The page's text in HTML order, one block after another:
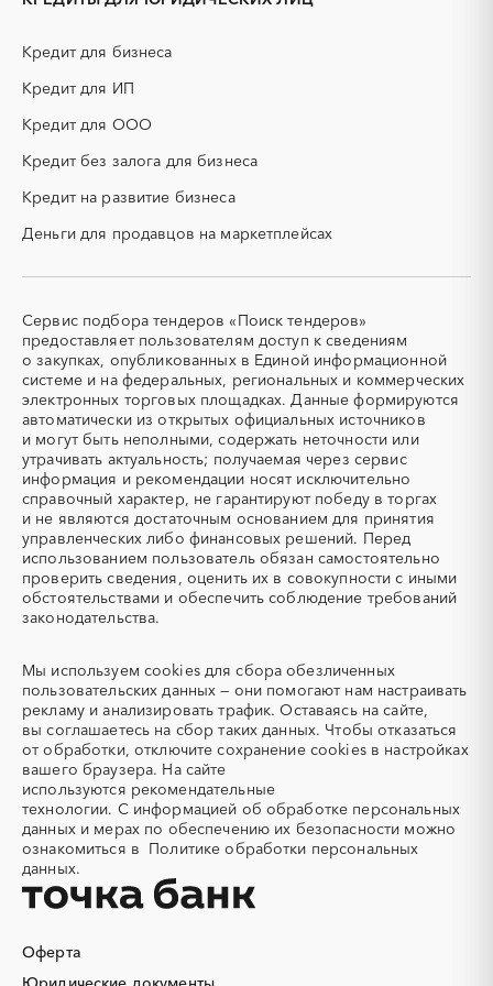
ИБП
КИП (контрольно-
КТП
ОКР (опытно-
конструкторские работы)
ПГС (песчано-гравийная
смесь)
СВО
СКС (структурированные
СКУД
СОЖ (смазочно-
ТЭН
(Теплоэлектронагреватель)
УДС (установки
депарафинизации скважин)
УКПГ
ЯТЭК
Аварийные работы
Авиаперевозка
Авиационные работы
Авиационные работы
вертолетами
Автобус
Автовозы
Автогрейдер
Автозапчасти
Автоматизация
Автомобили
Автомобильные весы
Авторский надзор
Автотранспорт
Автоцистерны пожарные
Адсорбенты
Акварель
Аквариумы
Аккумуляторы
Алкогольная продукция
Алмазное бурение
Алмазная резка
Алюминиевые
конструкции
Алюминий
Аммоний
Ангар
Антенны
Антискалант
Аппараты воздушного
Аренда автобусов
Кредит для бизнеса
Кредит для ИП
Кредит для ООО
Кредит без залога для бизнеса
Кредит на развитие бизнеса
Деньги для продавцов на маркетплейсах
Оферта
Сервис подбора тендеров «Поиск тендеров»
предоставляет пользователям доступ к сведениям
о закупках, опубликованных в Единой информационной
системе и на федеральных, региональных и коммерческих
электронных торговых площадках. Данные формируются
автоматически из открытых официальных источников
и могут быть неполными, содержать неточности или
утрачивать актуальность; получаемая через сервис
информация и рекомендации носят исключительно
справочный характер, не гарантируют победу в торгах
и не являются достаточным основанием для принятия
управленческих либо финансовых решений. Перед
использованием пользователь обязан самостоятельно
проверить сведения, оценить их в совокупности с иными
обстоятельствами и обеспечить соблюдение требований
законодательства.
Мы используем cookies для сбора обезличенных
пользовательских данных — они помогают нам настраивать
рекламу и анализировать трафик. Оставаясь на сайте,
вы соглашаетесь на сбор таких данных. Чтобы отказаться
от обработки, отключите сохранение cookies в настройках
вашего браузера. На сайте
используются рекомендательные
технологии. С информацией об обработке персональных
данных и мерах по обеспечению их безопасности можно
ознакомиться в Политике обработки персональных
данных.